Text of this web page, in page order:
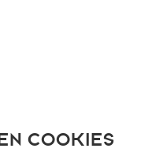
COOKIES